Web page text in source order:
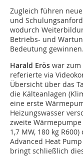
Zugleich führen
und
wodurch
Betriebs- und
Bedeutung gewinnen.
Harald Erös war
referierte via
Übersicht über das
die Kälteanlagen
eine erste
Heizungswasser
zweite
1,7 MW, 180 kg R600)
Advanced Heat
bringt schließlich